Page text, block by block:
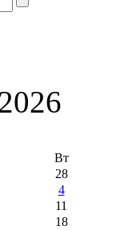
Вт
28
4
11
18